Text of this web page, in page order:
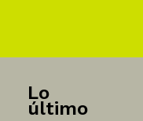
Lo
último